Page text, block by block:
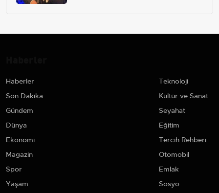
Haberler
Son Dakika
Gündem
Dünya
Ekonomi
Magazin
Spor
Yaşam
Teknoloji
Kültür ve Sanat
Seyahat
Eğitim
Tercih Rehberi
Otomobil
Emlak
Sosyo